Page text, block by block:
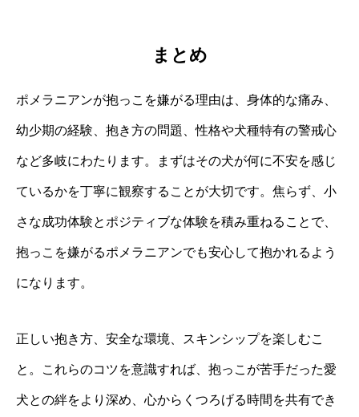
まとめ
ポメラニアンが抱っこを嫌がる理由は、身体的な痛み、
幼少期の経験、抱き方の問題、性格や犬種特有の警戒心
など多岐にわたります。まずはその犬が何に不安を感じ
ているかを丁寧に観察することが大切です。焦らず、小
さな成功体験とポジティブな体験を積み重ねることで、
抱っこを嫌がるポメラニアンでも安心して抱かれるよう
になります。
正しい抱き方、安全な環境、スキンシップを楽しむこ
と。これらのコツを意識すれば、抱っこが苦手だった愛
犬との絆をより深め、心からくつろげる時間を共有でき